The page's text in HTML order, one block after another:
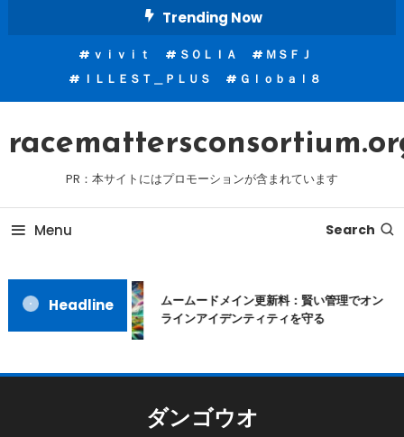
Trending Now
ｖｉｖｉｔ ＳＯＬＩＡ
ＭＳＦＪ
ＩＬＬＥＳＴ＿ＰＬＵＳ
Ｇｌｏｂａｌ８
PR：本サイトにはプロモーションが含まれています
Menu Search
Headline
ムームードメイン更新料：賢い管理でオン
ラインアイデンティティを守る
ダンゴウオ